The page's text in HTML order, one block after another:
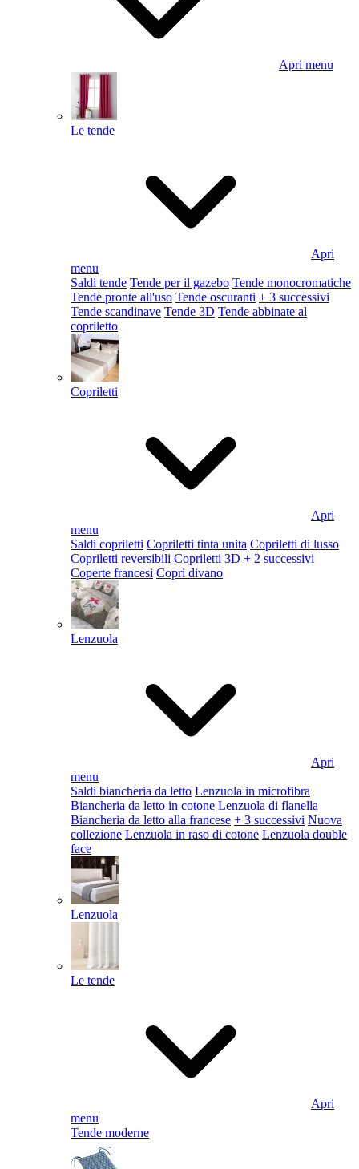
Apri menu
Le tende
Apri
menu
Saldi tende Tende per il gazebo Tende monocromatiche
Tende pronte all'uso Tende oscuranti + 3 successivi
Tende scandinave Tende 3D Tende abbinate al
copriletto
Copriletti
Apri
menu
Saldi copriletti Copriletti tinta unita Copriletti di lusso
Copriletti reversibili Copriletti 3D + 2 successivi
Coperte francesi Copri divano
Lenzuola
Apri
menu
Saldi biancheria da letto Lenzuola in microfibra
Biancheria da letto in cotone Lenzuola di flanella
Biancheria da letto alla francese + 3 successivi Nuova
collezione Lenzuola in raso di cotone Lenzuola double
face
Lenzuola
Le tende
Apri
menu
Tende moderne